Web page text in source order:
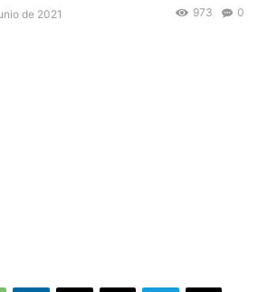
de 2021 0
973